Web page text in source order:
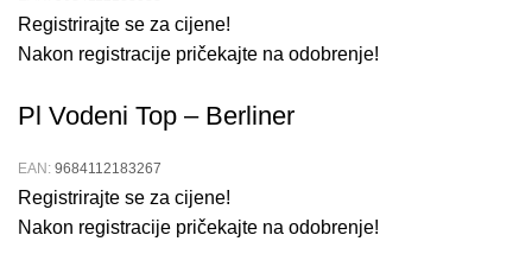
Naškantica s alatom za plažu
sigurnost i zabavan dizajnSavršen je za ljetne igre,
pijeskuIzrađen od visokokvalitetnih materijala, naš set za
zadovoljstvo pri svakodnevnoj upotrebi.
Otkrijte sve prednosti našeg seta za igru u pijesku i
Registrirajte se za cijene!
Nakon registracije pričekajte na odobrenje!
Pl Vodeni Top – Berliner
EAN: 9684112183267
Registrirajte se za cijene!
Nakon registracije pričekajte na odobrenje!